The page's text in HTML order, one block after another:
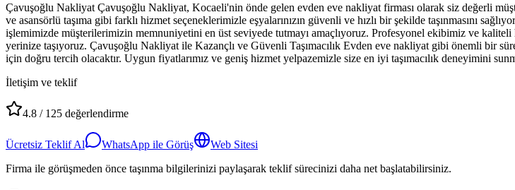
Çavuşoğlu Nakliyat Çavuşoğlu Nakliyat, Kocaeli'nin önde gelen evden eve nakliyat firması olarak siz değerli
ve asansörlü taşıma gibi farklı hizmet seçeneklerimizle eşyalarınızın güvenli ve hızlı bir şekilde taşınmasını
işlemimizde müşterilerimizin memnuniyetini en üst seviyede tutmayı amaçlıyoruz. Profesyonel ekibimiz ve kaliteli
yerinize taşıyoruz. Çavuşoğlu Nakliyat ile Kazançlı ve Güvenli Taşımacılık Evden eve nakliyat gibi önemli bir
için doğru tercih olacaktır. Uygun fiyatlarımız ve geniş hizmet yelpazemizle size en iyi taşımacılık deneyimini
İletişim ve teklif
4.8 / 125 değerlendirme
Ücretsiz Teklif Al WhatsApp ile Görüş
Web Sitesi
Firma ile görüşmeden önce taşınma bilgilerinizi paylaşarak teklif sürecinizi daha net başlatabilirsiniz.